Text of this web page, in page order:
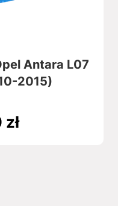
Antara L07
2015)
zł